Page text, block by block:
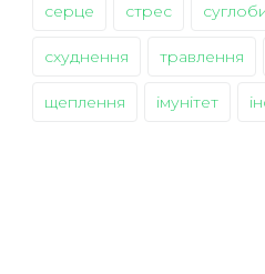
серце стрес
схуднення травлення
щеплення імунітет